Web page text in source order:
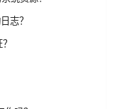
志？